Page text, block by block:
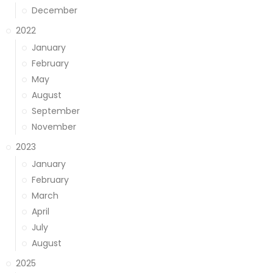
December
2022
January
February
May
August
September
November
2023
January
February
March
April
July
August
2025